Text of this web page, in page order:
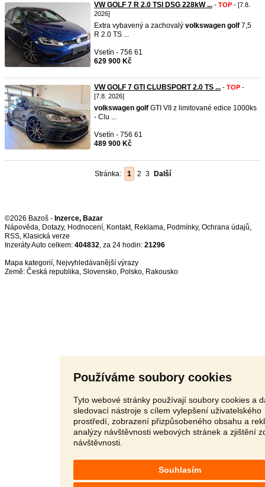
Používáme soubory cookies
Tyto webové stránky používají soubory cookies a
sledovací nástroje s cílem vylepšení uživatelského
prostředí, zobrazení přizpůsobeného obsahu a
analýzy návštěvnosti webových stránek a zjištění
návštěvnosti.
Souhlasím
VW GOLF 7 R 2.0 TSI DSG 228kW ... - TOP - [7.8.
2026]
Extra vybavený a zachovalý volkswagen golf 7,5
R 2.0 TS ...
Vsetín - 756 61
629 900 Kč
VW GOLF 7 GTI CLUBSPORT 2.0 TS ... - TOP -
[7.8. 2026]
volkswagen golf GTI VII z limitované edice 1000ks
- Clu ...
Vsetín - 756 61
489 900 Kč
Stránka: 1 2 3 Další
©2026 Bazoš - Inzerce, Bazar
Nápověda, Dotazy, Hodnocení, Kontakt, Reklama, Podmínky, Ochrana údajů,
RSS,
Inzeráty Auto celkem: 404832, za 24 hodin: 21296
Mapa kategorií, Nejvyhledávanější výrazy
Země: Česká republika, Slovensko, Polsko, Rakousko